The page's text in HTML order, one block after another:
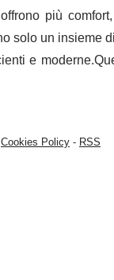
più
solo un insieme
e
Cookies Policy - RSS